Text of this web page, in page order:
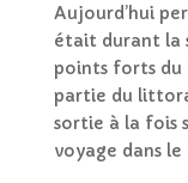
Aujourd’hui
était durant la
points forts du
partie du
sortie à la fois
voyage dans le